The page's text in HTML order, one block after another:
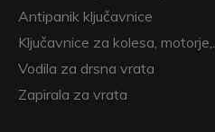
Antipanik ključavnice
Ključavnice za kolesa, motorje,…
Vodila za drsna vrata
Zapirala za vrata